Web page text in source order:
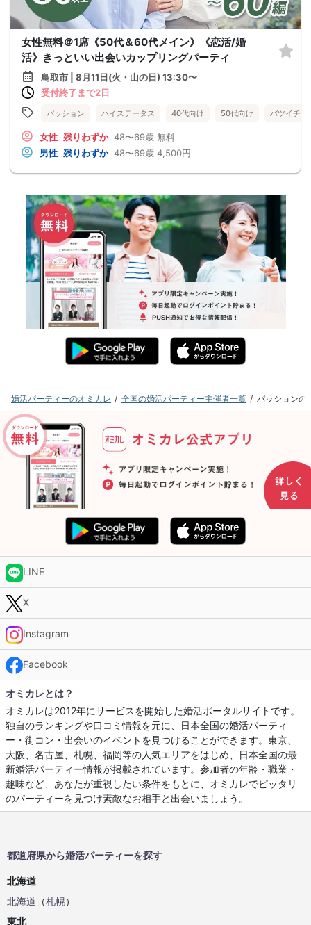
女性無料＠1席《50代＆60代メイン》《恋活/婚
活》きっといい出会いカップリングパーティ
鳥取市 | 8月11日(火・山の日) 13:30〜
受付終了まで2日
パッション ハイステータス 40代向け 50代向け バツイチ・
女性 残りわずか 48〜69歳 無料
男性 残りわずか 48〜69歳 4,500円
婚活パーティーのオミカレ 全国の婚活パーティー主催者一覧 パッションの
LINE
X
Instagram
Facebook
オミカレとは？
オミカレは2012年にサービスを開始した婚活ポータルサイトです。
独自のランキングや口コミ情報を元に、日本全国の婚活パーティ
ー・街コン・出会いのイベントを見つけることができます。東京、
大阪、名古屋、札幌、福岡等の人気エリアをはじめ、日本全国の最
新婚活パーティー情報が掲載されています。参加者の年齢・職業・
趣味など、あなたが重視したい条件をもとに、オミカレでピッタリ
のパーティーを見つけ素敵なお相手と出会いましょう。
都道府県から婚活パーティーを探す
北海道
北海道 （札幌）
東北